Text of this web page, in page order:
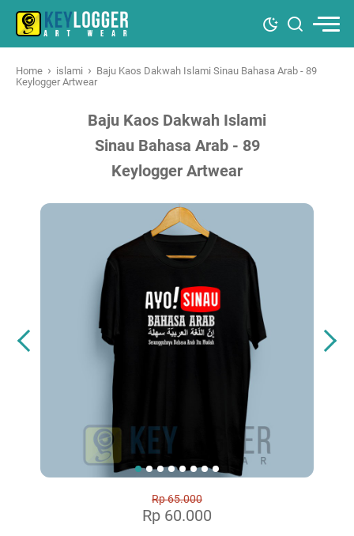
Home › islami › Baju Kaos Dakwah Islami Sinau Bahasa Arab - 89
Keylogger Artwear
Baju Kaos Dakwah Islami
Sinau Bahasa Arab - 89
Keylogger Artwear
Rp 65.000
Rp 60.000